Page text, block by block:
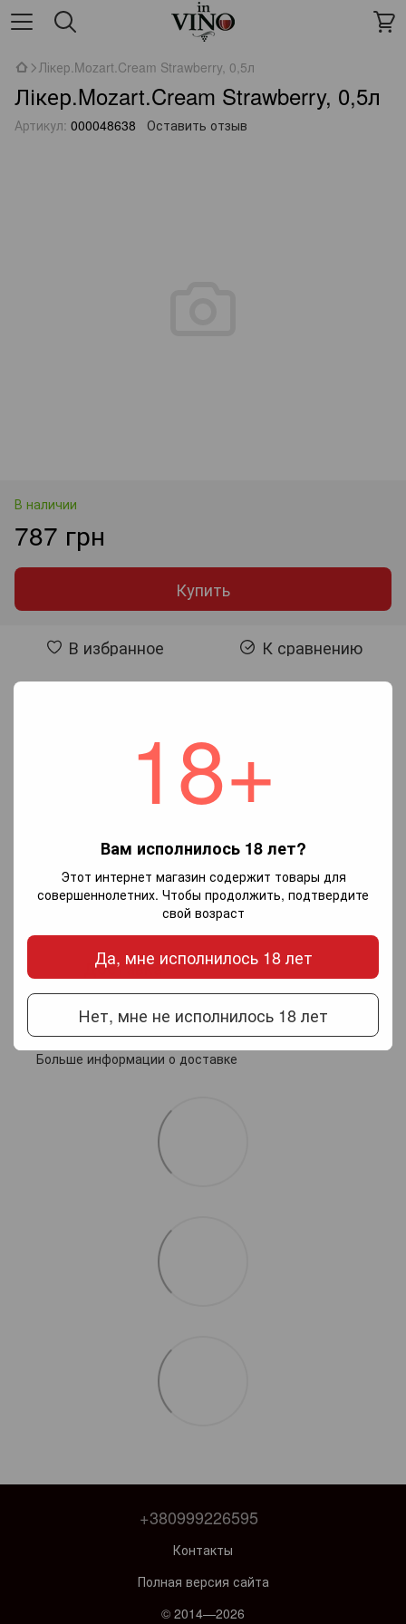
18+
Вам исполнилось 18 лет?
Этот интернет магазин содержит товары для
совершеннолетних. Чтобы продолжить, подтвердите
свой возраст
Да, мне исполнилось 18 лет
Нет, мне не исполнилось 18 лет
Лікер.Mozart.Cream Strawberry, 0,5л
Лікер.Mozart.Cream Strawberry, 0,5л
Артикул: 000048638 Оставить отзыв
В наличии
787 грн
Купить
В избранное К сравнению
Добавьте первый отзыв
Написать отзыв
Доставка Оплата Гарантия
Новой почтой по Украине — по тарифам перевозчика.
Самовывоз из салонов Invino в Харькове
Больше информации о доставке
+380999226595
Контакты
Полная версия сайта
© 2014—2026